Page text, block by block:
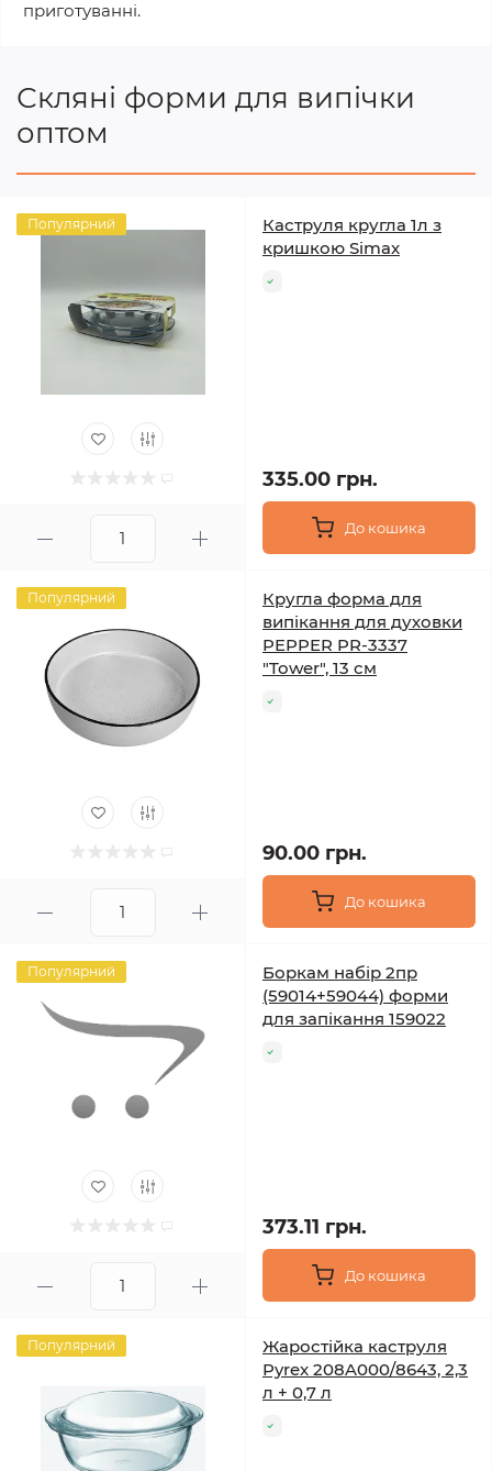
приготуванні.
Скляні форми для випічки
оптом
Популярний
Каструля кругла 1л з
кришкою Simax
335.00 грн.
До кошика
Популярний
Кругла форма для
випікання для духовки
PEPPER PR-3337
"Tower", 13 см
90.00 грн.
До кошика
Популярний
Боркам набір 2пр
(59014+59044) форми
для запікання 159022
373.11 грн.
До кошика
Популярний
Жаростійка каструля
Pyrex 208A000/8643, 2,3
л + 0,7 л